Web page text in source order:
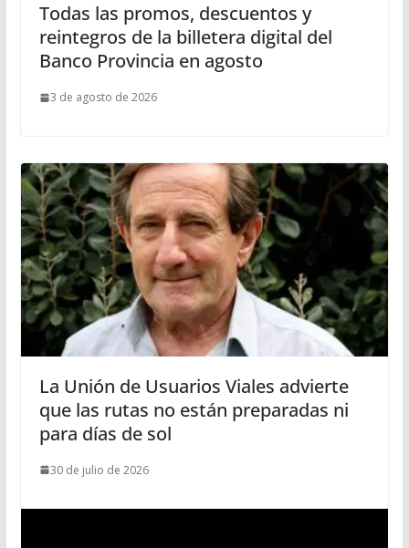
Todas las promos, descuentos y
reintegros de la billetera digital del
Banco Provincia en agosto
3 de agosto de 2026
La Unión de Usuarios Viales advierte
que las rutas no están preparadas ni
para días de sol
30 de julio de 2026